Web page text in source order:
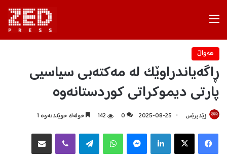
هه‌واڵ
ڕاگەیاندراوێک لە مەکتەبی سیاسیی
پارتی دیموکراتی کوردستانەوە
زێدپرێس 2025-08-25
0
142 خولەک خوێندنەوە 1
X
Telegram